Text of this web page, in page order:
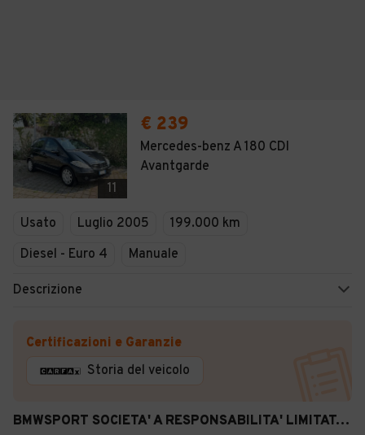
11
€ 239
Mercedes-benz A 180 CDI
Avantgarde
Usato Luglio 2005
199.000 km
Diesel - Euro 4
Manuale
Descrizione
Certificazioni e Garanzie
Storia del veicolo
BMWSPORT SOCIETA' A RESPONSABILITA' LIMITATA SEMPLIFICATA